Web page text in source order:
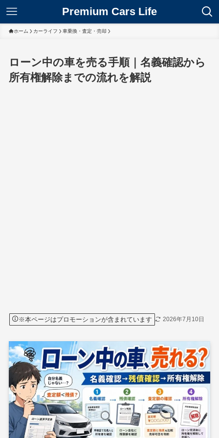
Premium Cars Life
ホーム カーライフ 車乗換・査定・売却
ローン中の車を売る手順｜名義確認から
所有権解除までの流れを解説
※本ページはプロモーションが含まれています 2026年7月10日